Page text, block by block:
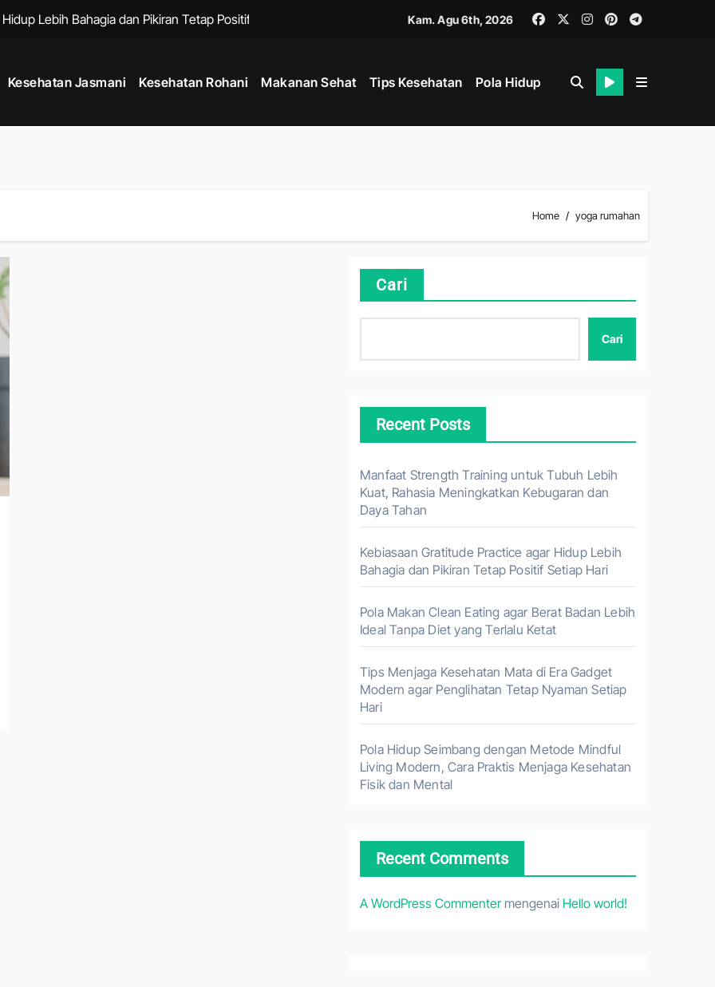
Lebih Bahagia dan Pikiran Tetap Positif Setiap Hari
Gadget Modern agar Penglihatan Tetap Nyaman Setiap Hari
Pencernaan Tetap Sehat dan Nyaman Setiap Hari
Kebiasaan Sehat yang Mudah Dilakukan Setiap Hari
Jantung Tetap Sehat di Era Aktivitas Serba Digital
Lebih Kuat, Rahasia Meningkatkan Kebugaran dan Daya Tahan
Kam. Agu 6th, 2026
Kesehatan Jasmani Kesehatan Rohani Makanan Sehat Tips Kesehatan Pola Hidup
Home yoga rumahan
Cari
Cari
Recent Posts
Manfaat Strength Training untuk Tubuh Lebih
Kuat, Rahasia Meningkatkan Kebugaran dan
Daya Tahan
Kebiasaan Gratitude Practice agar Hidup Lebih
Bahagia dan Pikiran Tetap Positif Setiap Hari
Pola Makan Clean Eating agar Berat Badan Lebih
Ideal Tanpa Diet yang Terlalu Ketat
Tips Menjaga Kesehatan Mata di Era Gadget
Modern agar Penglihatan Tetap Nyaman Setiap
Hari
Pola Hidup Seimbang dengan Metode Mindful
Living Modern, Cara Praktis Menjaga Kesehatan
Fisik dan Mental
Recent Comments
A WordPress Commentermengenai Hello world!